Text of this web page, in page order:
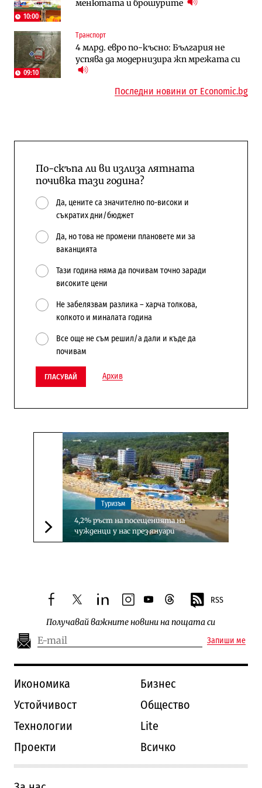
10:00
менютата и брошурите
09:10
Транспорт
4 млрд. евро по-късно: България не
успява да модернизира жп мрежата си
АЕЦ „Козлодуй“ ще работи само още
няколко седмици, ако сушата продължи
Доброславци
Лекарствата за редки болести
попадат в капан на обществените
поръчки?
Последни новини от Economic.bg
По-скъпа ли ви излиза лятната
почивка тази година?
Да, цените са значително по-високи и
съкратих дни/бюджет
Да, но това не промени плановете ми за
ваканцията
Тази година няма да почивам точно заради
високите цени
Не забелязвам разлика – харча толкова,
колкото и миналата година
Все още не съм решил/а дали и къде да
почивам
ГЛАСУВАЙ Архив
Следваща новина
Туризъм
4,2% ръст на посещенията на
чужденци у нас през януари
facebooktwitterlinkedininstagram
youtubethreads RSS
Получавай важните новини на пощата си
Запиши ме
Икономика
Бизнес
Устойчивост
Общество
Технологии
Lite
Проекти
Всичко